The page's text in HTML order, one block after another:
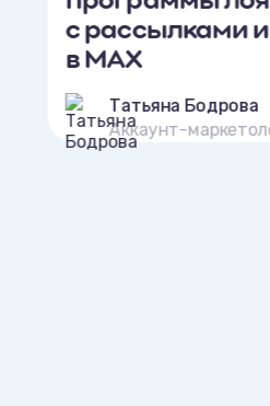
с рассылками
в MAX
Татьяна Бодрова
Аккаунт-